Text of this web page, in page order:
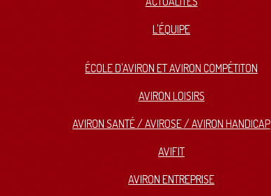
L'ÉQUIPE
ÉCOLE D'AVIRON ET AVIRON COMPÉTITON
AVIRON LOISIRS
AVIRON SANTÉ / AVIROSE / AVIRON HANDICAP
AVIFIT
AVIRON ENTREPRISE